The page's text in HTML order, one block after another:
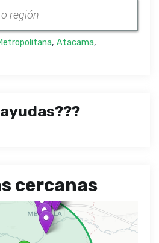
, Atacama,
cercanas